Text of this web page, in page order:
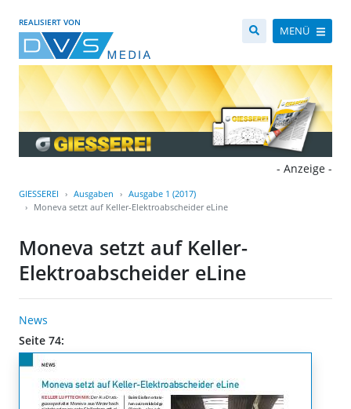
REALISIERT VON
MENÜ
- Anzeige -
GIESSEREI Ausgaben
Ausgabe 1 (2017)
Moneva setzt auf Keller-Elektroabscheider eLine
Moneva setzt auf Keller-
Elektroabscheider eLine
News
Seite 74: